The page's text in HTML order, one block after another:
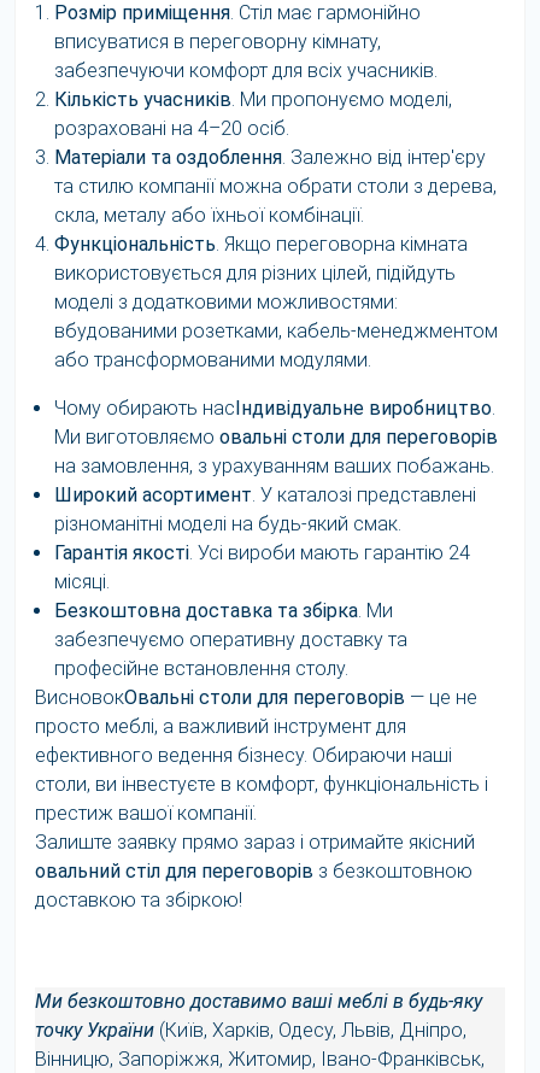
Розмір приміщення. Стіл має гармонійно
вписуватися в переговорну кімнату,
забезпечуючи комфорт для всіх учасників.
Кількість учасників. Ми пропонуємо моделі,
розраховані на 4–20 осіб.
Матеріали та оздоблення. Залежно від інтер'єру
та стилю компанії можна обрати столи з дерева,
скла, металу або їхньої комбінації.
Функціональність. Якщо переговорна кімната
використовується для різних цілей, підійдуть
моделі з додатковими можливостями:
вбудованими розетками, кабель-менеджментом
або трансформованими модулями.
Чому обирають насІндивідуальне виробництво.
Ми виготовляємо овальні столи для переговорів
на замовлення, з урахуванням ваших побажань.
Широкий асортимент. У каталозі представлені
різноманітні моделі на будь-який смак.
Гарантія якості. Усі вироби мають гарантію 24
місяці.
Безкоштовна доставка та збірка. Ми
забезпечуємо оперативну доставку та
професійне встановлення столу.
ВисновокОвальні столи для переговорів — це не
просто меблі, а важливий інструмент для
ефективного ведення бізнесу. Обираючи наші
столи, ви інвестуєте в комфорт, функціональність і
престиж вашої компанії.
Залиште заявку прямо зараз і отримайте якісний
овальний стіл для переговорів з безкоштовною
доставкою та збіркою!
Ми безкоштовно доставимо ваші меблі в будь-яку
точку України (Київ, Харків, Одесу, Львів, Дніпро,
Вінницю, Запоріжжя, Житомир, Івано-Франківськ,